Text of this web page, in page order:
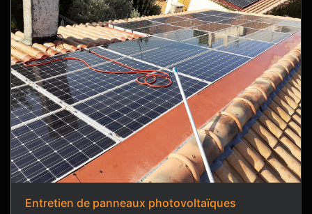
Entretien de panneaux photovoltaïques